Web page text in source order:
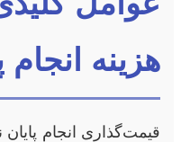
هزینه انجام
قیمت‌گذاری انجام